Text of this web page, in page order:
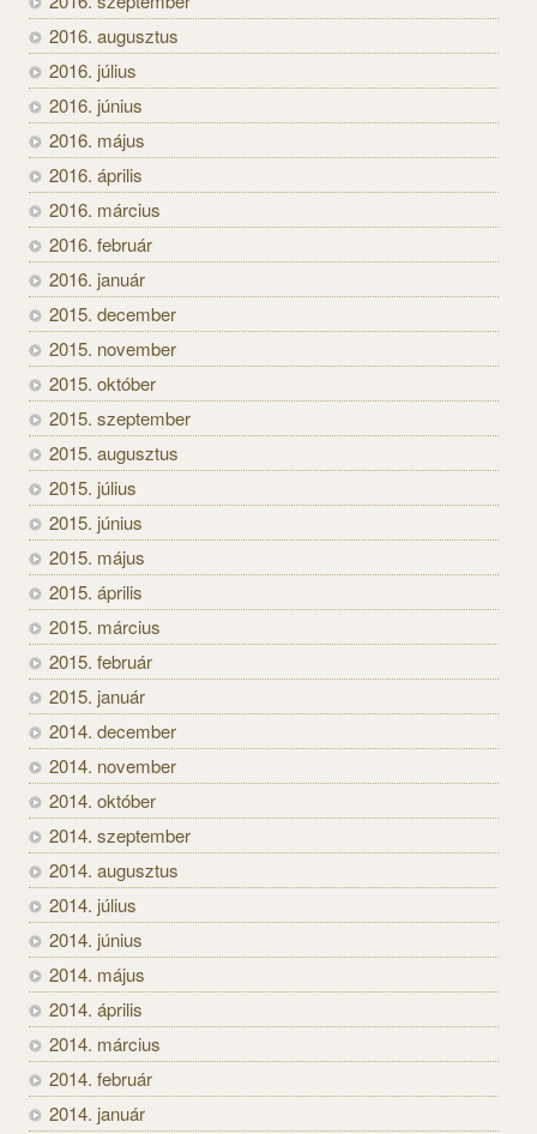
2016. augusztus
2016. július
2016. június
2016. május
2016. április
2016. március
2016. február
2016. január
2015. december
2015. november
2015. október
2015. szeptember
2015. augusztus
2015. július
2015. június
2015. május
2015. április
2015. március
2015. február
2015. január
2014. december
2014. november
2014. október
2014. szeptember
2014. augusztus
2014. július
2014. június
2014. május
2014. április
2014. március
2014. február
2014. január